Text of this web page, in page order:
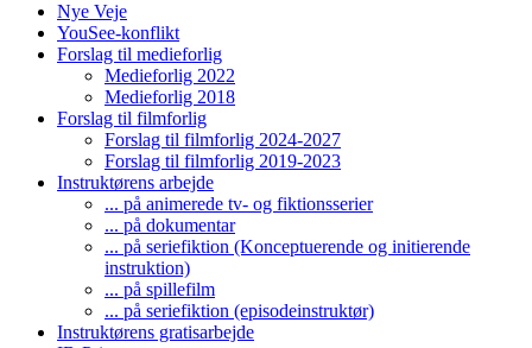
Nye Veje
YouSee-konflikt
Forslag til medieforlig
Medieforlig 2022
Medieforlig 2018
Forslag til filmforlig
Forslag til filmforlig 2024-2027
Forslag til filmforlig 2019-2023
Instruktørens arbejde
... på animerede tv- og fiktionsserier
... på dokumentar
... på seriefiktion (Konceptuerende og initierende
instruktion)
... på spillefilm
... på seriefiktion (episodeinstruktør)
Instruktørens gratisarbejde